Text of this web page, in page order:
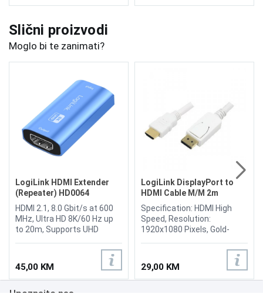
Slični proizvodi
Moglo bi te zanimati?
LogiLink HDMI Extender
(Repeater) HD0064
HDMI 2.1, 8.0 Gbit/s at 600
MHz, Ultra HD 8K/60 Hz up
to 20m, Supports UHD
3D, Power supply: 5 V / 0.5 A
over USB cable, Compliant
with HDCP 2.3, DDC, HDR,
CEC, Plug-and-play – no
45,00 KM
LogiLink DisplayPort to
HDMI Cable M/M 2m
CV0055
Specification: HDMI High
Speed, Resolution:
1920x1080 Pixels, Gold-
29,00 KM